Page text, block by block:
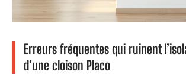
Erreurs fréquentes qui ruinent
d’une cloison Placo